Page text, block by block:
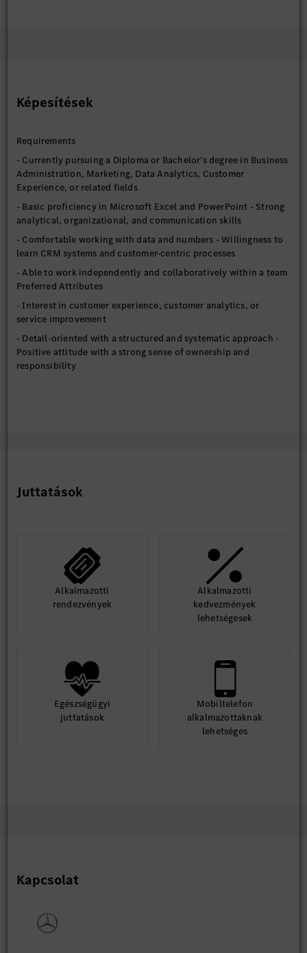
Képesítések
Requirements
- Currently pursuing a Diploma or Bachelor’s degree in Business
Administration, Marketing, Data Analytics, Customer
Experience, or related fields
- Basic proficiency in Microsoft Excel and PowerPoint - Strong
analytical, organizational, and communication skills
- Comfortable working with data and numbers - Willingness to
learn CRM systems and customer-centric processes
- Able to work independently and collaboratively within a team
Preferred Attributes
- Interest in customer experience, customer analytics, or
service improvement
- Detail-oriented with a structured and systematic approach -
Positive attitude with a strong sense of ownership and
responsibility
Juttatások
Alkalmazotti
rendezvények
Alkalmazotti
kedvezmények
lehetségesek
Egészségügyi
juttatások
Mobiltelefon
alkalmazottaknak
lehetséges
Kapcsolat